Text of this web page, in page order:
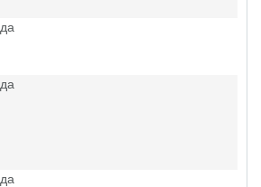
да
да
да